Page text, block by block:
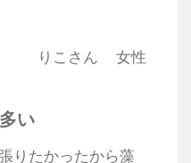
りこさん 女性
い
りたかったから藻